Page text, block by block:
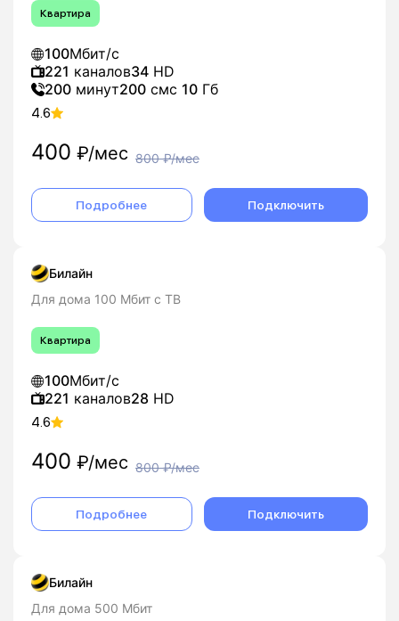
Квартира
100Мбит/с
221 каналов34 HD
200 минут200 смс 10 Гб
4.6
400 ₽/мес 800₽/мес
Подробнее Подключить
Билайн
Для дома 100 Мбит с ТВ
Квартира
100Мбит/с
221 каналов28 HD
4.6
400 ₽/мес 800₽/мес
Подробнее Подключить
Билайн
Для дома 500 Мбит